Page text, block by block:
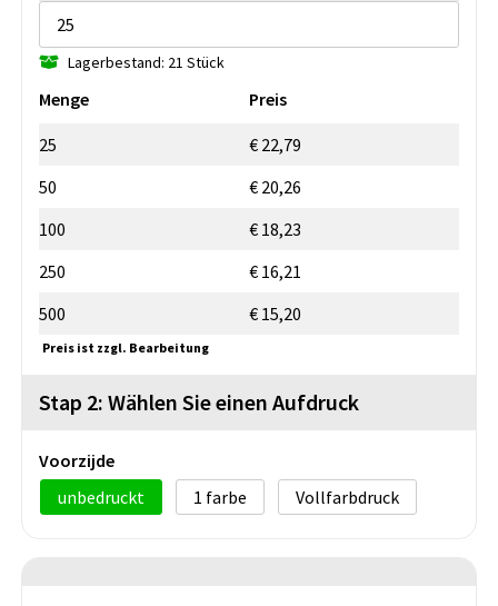
Lagerbestand: 21 Stück
Menge Preis
25
€ 22,79
50
€ 20,26
100
€ 18,23
250
€ 16,21
500
€ 15,20
Preis ist zzgl. Bearbeitung
Stap 2: Wählen Sie einen Aufdruck
Voorzijde
unbedruckt
1 Vollfarbdruck